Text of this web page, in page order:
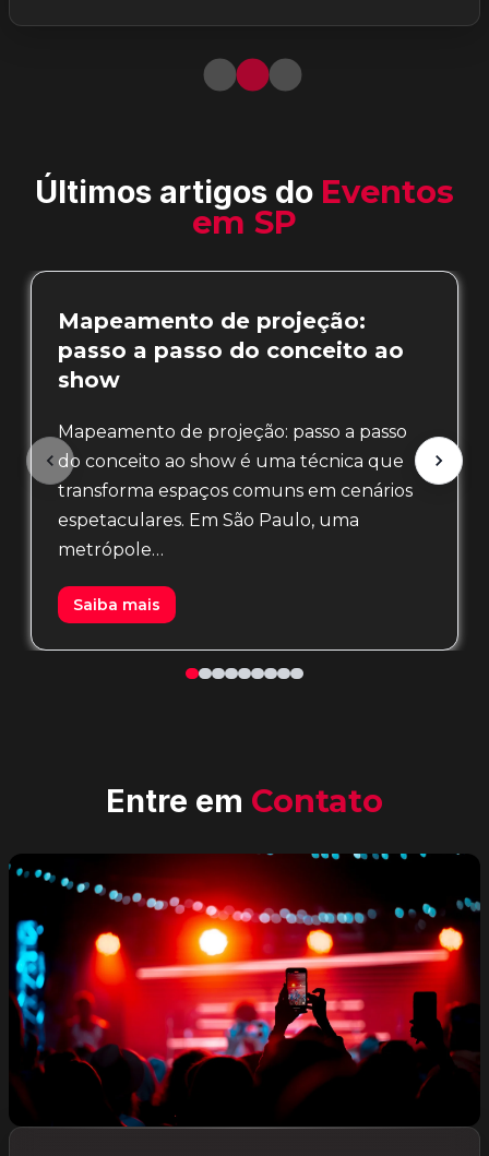
Últimos artigos do Eventos
em SP
Mapeamento de projeção:
passo a passo do conceito ao
show
Mapeamento de projeção: passo a passo
do conceito ao show é uma técnica que
transforma espaços comuns em cenários
espetaculares. Em São Paulo, uma
metrópole…
Saiba mais
Entre em Contato